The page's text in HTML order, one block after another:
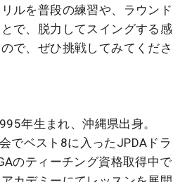
ルを普段の練習や、ラウンド
で、脱力してスイングする感
で、ぜひ挑戦してみてくださ
年生まれ、沖縄県出身。
でベスト8に入ったJPDAドラ
のティーチング資格取得中で